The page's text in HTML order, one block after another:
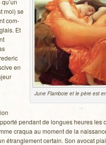
June Flam­boie et le père est
moi) se
com­
Et
en
pen­dant de longues heures les
cra­qua au moment de la
étran­gle­ment cer­tain. Son avo­cat